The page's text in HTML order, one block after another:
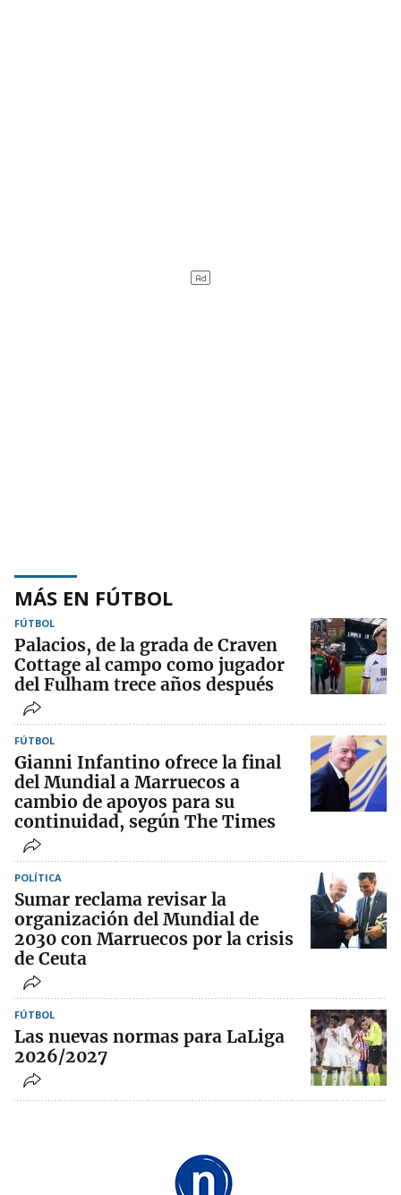
MÁS EN FÚTBOL
FÚTBOL
Palacios, de la grada de Craven
Cottage al campo como jugador
del Fulham trece años después
FÚTBOL
Gianni Infantino ofrece la final
del Mundial a Marruecos a
cambio de apoyos para su
continuidad, según The Times
POLÍTICA
Sumar reclama revisar la
organización del Mundial de
2030 con Marruecos por la crisis
de Ceuta
FÚTBOL
Las nuevas normas para LaLiga
2026/2027